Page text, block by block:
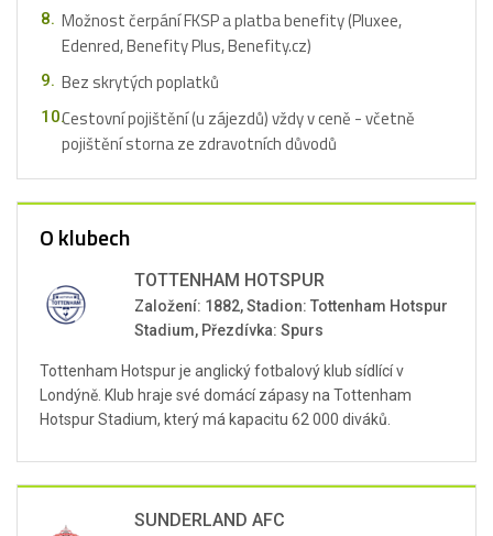
Možnost čerpání FKSP a platba benefity (Pluxee,
Edenred, Benefity Plus, Benefity.cz)
Bez skrytých poplatků
Cestovní pojištění (u zájezdů) vždy v ceně - včetně
pojištění storna ze zdravotních důvodů
O klubech
TOTTENHAM HOTSPUR
Založení: 1882, Stadion: Tottenham Hotspur
Stadium, Přezdívka: Spurs
Tottenham Hotspur je anglický fotbalový klub sídlící v
Londýně. Klub hraje své domácí zápasy na Tottenham
Hotspur Stadium, který má kapacitu 62 000 diváků.
SUNDERLAND AFC